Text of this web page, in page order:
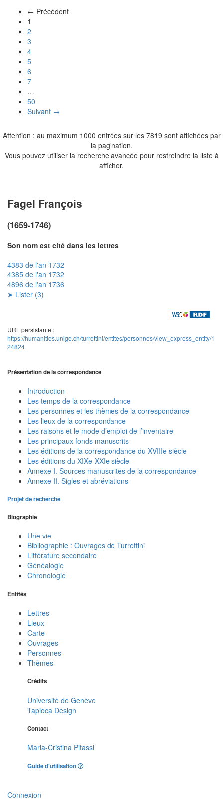
← Précédent
1
2
3
4
5
6
7
…
50
Suivant →
Attention : au maximum 1000 entrées sur les 7819 sont affichées par
la pagination.
Vous pouvez utiliser la recherche avancée pour restreindre la liste à
afficher.
Fagel François
(1659-1746)
Son nom est cité dans les lettres
4383 de l'an 1732
4385 de l'an 1732
4896 de l'an 1736
➤ Lister (3)
URL persistante :
https://humanities.unige.ch/turrettini/entites/personnes/view_express_entity/1
24824
Présentation de la correspondance
Introduction
Les temps de la correspondance
Les personnes et les thèmes de la correspondance
Les lieux de la correspondance
Les raisons et le mode d’emploi de l’inventaire
Les principaux fonds manuscrits
Les éditions de la correspondance du XVIIIe siècle
Les éditions du XIXe-XXIe siècle
Annexe I. Sources manuscrites de la correspondance
Annexe II. Sigles et abréviations
Projet de recherche
Biographie
Une vie
Bibliographie : Ouvrages de Turrettini
Littérature secondaire
Généalogie
Chronologie
Entités
Lettres
Lieux
Carte
Ouvrages
Personnes
Thèmes
Crédits
Université de Genève
Tapioca Design
Contact
Maria-Cristina Pitassi
Guide d'utilisation
Connexion